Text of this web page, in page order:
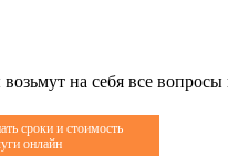
на себя все
сроки и стоимость
онлайн